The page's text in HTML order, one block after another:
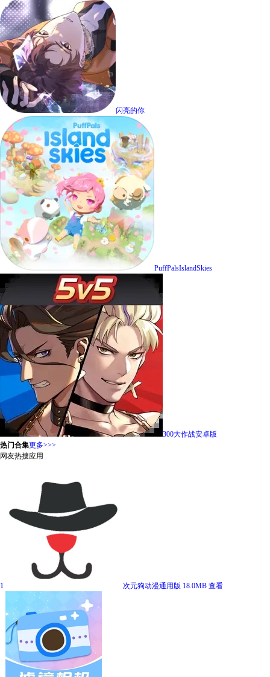
闪亮的你
PuffPalsIslandSkies
300大作战安卓版
热门合集更多>>>
网友热搜应用
1 次元狗动漫通用版 18.0MB 查看